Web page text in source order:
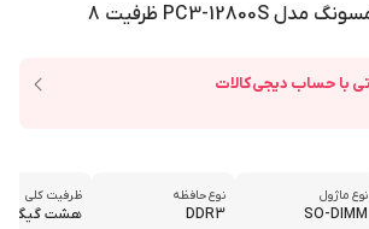
رم لپتاپ DDR3 سامسونگ مدل PC3-12800S ظرفیت 8
نوع ماژول
SO-DIMM
نوع حافظه
DDR3
ظرفیت کلی
هشت